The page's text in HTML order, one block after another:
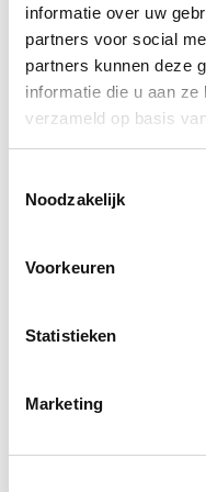
informatie over uw
partners voor social
partners kunnen deze
informatie die u aan
verzameld op basis
Noodzakelijk
Voorkeuren
Statistieken
Marketing
Levertijden
hanteren we geen
stemmen we deze
wensen en
bijzonderheden of
Heb je specifieke